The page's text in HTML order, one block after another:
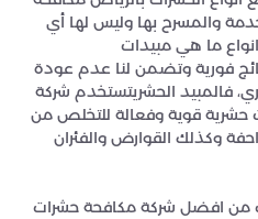
والمسرح بها وليس لها أي
ما هي مبيدات
فورية وتضمن لنا عدم عودة
فالمبيد الحشريتستخدم شركة
حشرية قوية وفعالة للتخلص من
وكذلك القوارض والفئران
من افضل شركة مكافحة حشرات